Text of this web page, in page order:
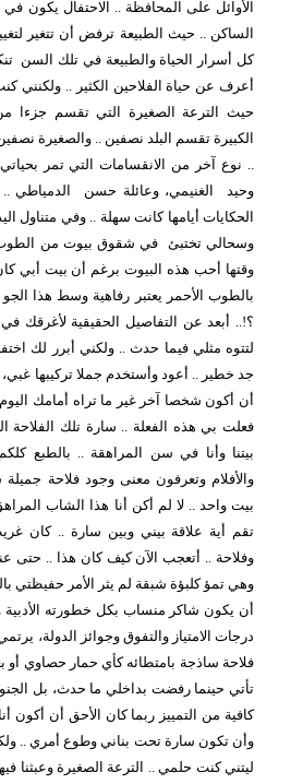
الأوائل على المحافظة .. الاحتفال يكون في
الساكن .. حيث الطبيعة ترفض أن تتغير
كل أسرار الحياة والطبيعة في تلك السن
أعرف عن حياة الفلاحين الكثير .. ولكنني
حيث الترعة الصغيرة التي تقسم جزءا
الكبيرة تقسم البلد نصفين .. والصغيرة
.. نوع آخر من الانقسامات التي تمر
وحيد
الغنيمي، وعائلة حسن
الدمياطي ..
الحكايات أيامها كانت سهلة .. وفي متناول
وسحالي تختبئ في شقوق بيوت من الطوب
وقتها أحب هذه البيوت برغم أن بيت أبي
بالطوب الأحمر يعتبر رفاهية وسط هذا
؟!.. أبعد عن التفاصيل الحقيقية لأغرقك
لتتوه مثلي فيما حدث .. ولكني أبرر لك
جد خطير .. أعود وأستخدم جملا تركيبها
أن أكون شخصا آخر غير ما تراه أمامك
فعلت بي هذه الفعلة .. سارة تلك الفلاحة
بيتنا وأنا في سن المراهقة .. بالطبع كلكم
والأفلام وتعرفون معنى وجود فلاحة
بيت واحد .. لا لم أكن أنا هذا الشاب
تقم أية علاقة بيني وبين سارة .. كان
وفلاحة .. أتعجب الآن كيف كان هذا .. حتى
وهي تمؤ كلبؤة شبقة لم يثر الأمر حفيظتي
أن يكون شاكر منساب بكل خطورته الأدبية
درجات الامتياز والتفوق وجوائز الدولة،
فلاحة ساذجة بامتطائه كأي حمار حصاوي أو
تأتي حينما رفضت بداخلي ما حدث، بل
كافية من التمييز ربما كان الأحق أن
وأن تكون سارة تحت بناني وطوع أمري ..
ليتني كنت حلمي .. الترعة الصغيرة وعبثنا